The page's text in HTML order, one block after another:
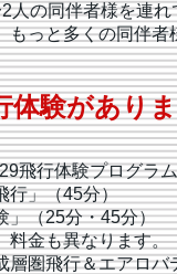
人の同伴者様を連
もっと多くの同伴
体験があり
飛行体験プログラ
行」（45分）
」（25分・45分）
料金も異なります。
層圏飛行＆エアロバ